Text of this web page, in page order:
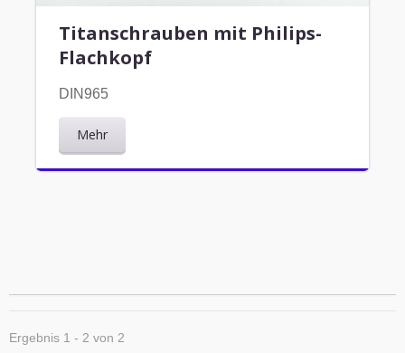
Titanschrauben mit Philips-
Flachkopf
DIN965
Mehr
Ergebnis 1 - 2 von 2